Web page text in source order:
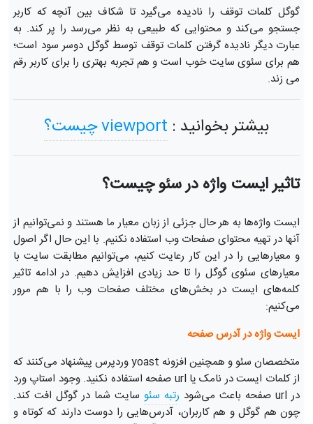
گوگل کلمات توقف را نادیده می‌گیرد تا شکاف بین آنچه که کاربر
جستجو می‌کند و محتوایی که طبیعی به نظر می‌رسد را پر کند. به
عبارت دیگر نادیده گرفتن کلمات توقف توسط گوگل دوسر سود است؛
هم برای سئوی سایت خوب است و هم تجربه بهتری را برای کاربر رقم
می زند.
بیشتر بخوانید : viewport چیست؟
تاثیر ایست واژه در سئو چیست؟
ایست واژه‌ها به هر حال جزئی از زبان معیار ما هستند و نمی‌توانیم از
آنها در تهیه محتوای صفحات وب استفاده نکنیم. با این حال اگر اصول
و معیارهایی را در این کار رعایت کنیم، می‌توانیم مطابقت سایت با
معیارهای سئوی گوگل را تا حد زیادی افزایش دهیم. در ادامه تاثیر
کلمه‌های ایست در بخش‌های مختلف صفحات وب را با هم مرور
می‌کنیم:
ایست واژه در آدرس صفحه
متخصصان سئو و همچنین افزونه yoast وردپرس پیشنهاد می‌کنند که
از کلمات ایست در نامک یا url صفحه استفاده نکنید. وجود استاپ ورد
در url صفحه باعث می‌شود
رتبه سئو سایت شما در گوگل افت کند.
چون هم گوگل و هم کاربران، آدرس‌هایی را دوست دارند که کوتاه و